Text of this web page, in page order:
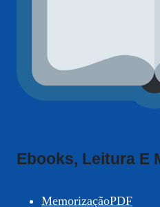
Ebooks, Leitura E
MemorizaçãoPDF